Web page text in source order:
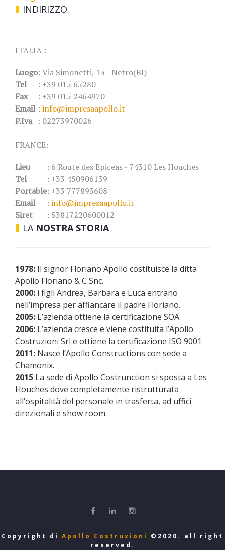
INDIRIZZO
ITALIA :
Luogo: Via Simonetti, 13 - Netro(BI)
Tel
: +39 015 65280
Fax
: +39 015 2464970
Email : info@impresaapollo.it
P.Iva : 02273970026
FRANCE:
Lieu
: 6 Route des Epiceas - 74310 Les Houches
Tel
: +33 450906139
Portable: +33 777893608
Email
: info@impresaapollo.it
Siret
: 53817220600012
LA NOSTRA STORIA
1978: Il signor Floriano Apollo costituisce la ditta
Apollo Floriano & C Snc.
2000: i figli Andrea, Barbara e Luca entrano
nell’impresa per affiancare il padre Floriano.
2005: L’azienda ottiene la certificazione SOA.
2006: L’azienda cresce e viene costituita l’Apollo
Costruzioni Srl e ottiene la certificazione ISO 9001
2011: Nasce l’Apollo Constructions con sede a
Chamonix.
2015 La sede di Apollo Costrunction si sposta a Les
Houches dove completamente ristrutturata
all’ospitalità del personale in trasferta, ad uffici
direzionali e show room.
Copyright di Apollo Costruzioni
©2020. all right
reserved.